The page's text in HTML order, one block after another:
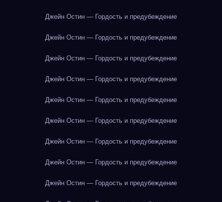
Джейн Остин — Гордость и предубеждение
Джейн Остин — Гордость и предубеждение
Джейн Остин — Гордость и предубеждение
Джейн Остин — Гордость и предубеждение
Джейн Остин — Гордость и предубеждение
Джейн Остин — Гордость и предубеждение
Джейн Остин — Гордость и предубеждение
Джейн Остин — Гордость и предубеждение
Джейн Остин — Гордость и предубеждение